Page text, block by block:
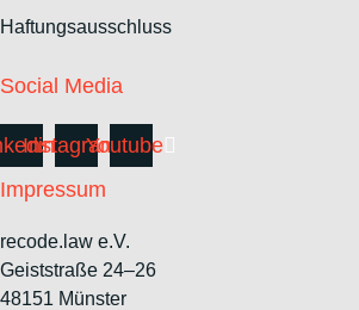
Haftungsausschluss
Social Media
InstagramYoutube
Impressum
recode.law e.V.
Geiststraße 24–26
48151 Münster